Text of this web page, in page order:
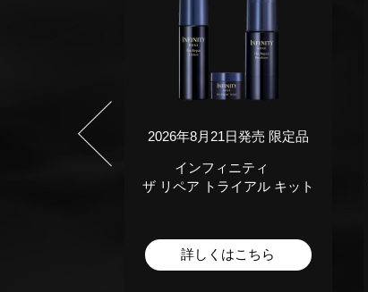
2026年8月21日発売 限定品
インフィニティ
ザ リペア トライアル キット
詳しくはこちら